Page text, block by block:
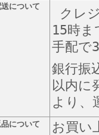
について
クレ
15時ま
手配で
銀行振
以内に
より、
について
お買い